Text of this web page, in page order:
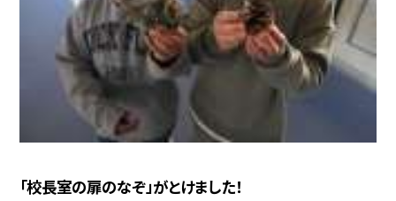
「校長室の扉のなぞ」がとけました！